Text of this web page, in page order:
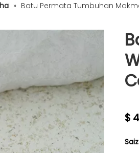
» Batu Permata Tumbuhan
$ 4